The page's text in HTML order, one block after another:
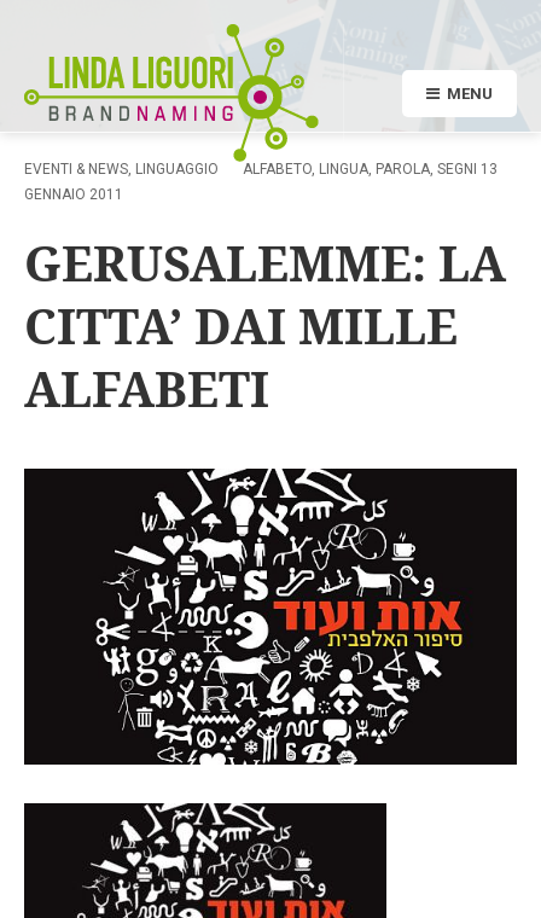
MENU
EVENTI & NEWS, LINGUAGGIO ALFABETO, LINGUA, PAROLA, SEGNI
13
GENNAIO 2011
GERUSALEMME: LA
CITTA’ DAI MILLE
ALFABETI